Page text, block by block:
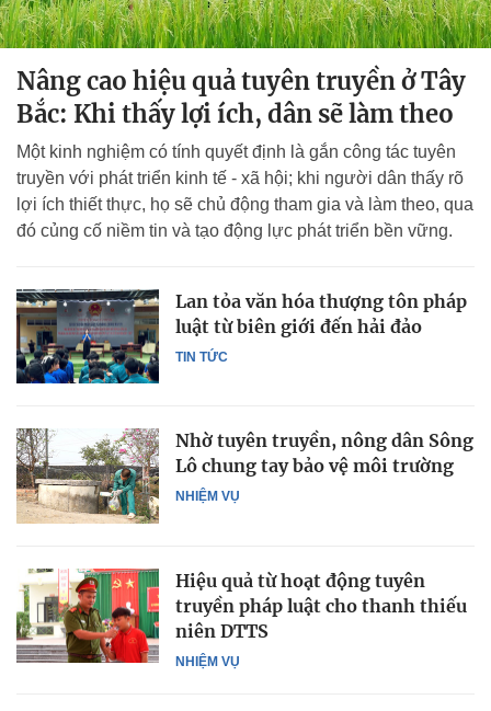
Nâng cao hiệu quả tuyên truyền ở Tây
Bắc: Khi thấy lợi ích, dân sẽ làm theo
Một kinh nghiệm có tính quyết định là gắn công tác tuyên
truyền với phát triển kinh tế - xã hội; khi người dân thấy rõ
lợi ích thiết thực, họ sẽ chủ động tham gia và làm theo, qua
đó củng cố niềm tin và tạo động lực phát triển bền vững.
TIN TỨC
Lan tỏa văn hóa thượng tôn pháp
luật từ biên giới đến hải đảo
NHIỆM VỤ
Nhờ tuyên truyền, nông dân Sông
Lô chung tay bảo vệ môi trường
NHIỆM VỤ
Hiệu quả từ hoạt động tuyên
truyền pháp luật cho thanh thiếu
niên DTTS